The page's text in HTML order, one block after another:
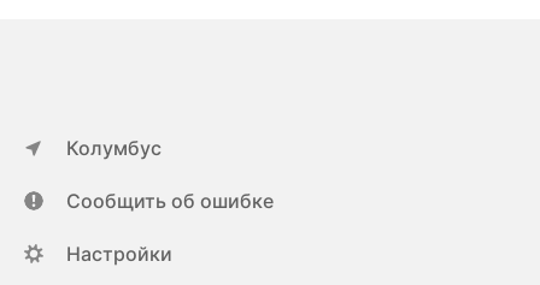
Колумбус
Сообщить об ошибке
Настройки